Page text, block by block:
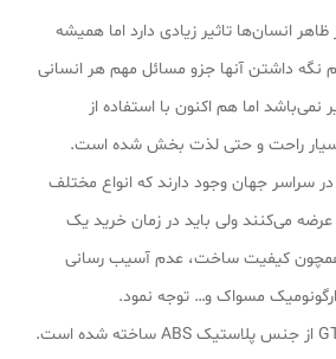
انسان‌ها تاثیر زیادی دارد اما همیشه
نگه داشتن آنها جزو مسائل مهم هر انسانی
نمی‌باشد اما هم اکنون با استفاده از
راحت و حتی لذت بخش شده است.
سراسر جهان وجود دارند که انواع مختلف
می‌کنند ولی باید در زمان خرید یک
کیفیت ساخت، عدم آسیب رسانی
مسواک و… توجه نمود.
بدنه مسواک برقی مدل GT-W از جنس پلاستیک ABS ساخته شده است.